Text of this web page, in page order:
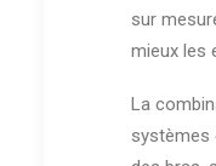
sur
mieux les
La
systèmes